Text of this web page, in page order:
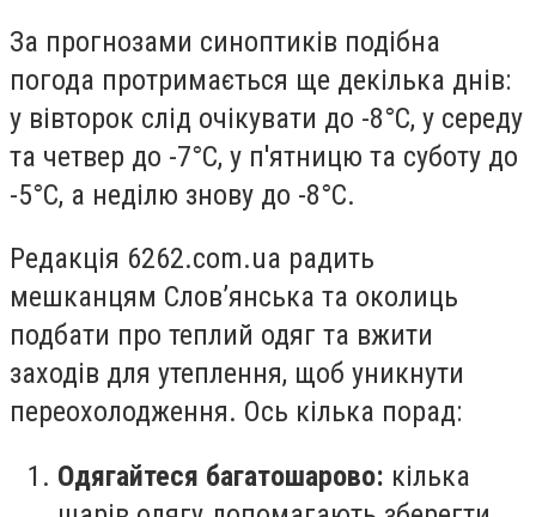
За прогнозами синоптиків подібна
погода протримається ще декілька днів:
у вівторок слід очікувати до -8°C, у середу
та четвер до -7°C, у п'ятницю та суботу до
-5°C, а неділю знову до -8°C.
Редакція 6262.com.ua радить
мешканцям Слов’янська та околиць
подбати про теплий одяг та вжити
заходів для утеплення, щоб уникнути
переохолодження. Ось кілька порад:
Одягайтеся багатошарово: кілька